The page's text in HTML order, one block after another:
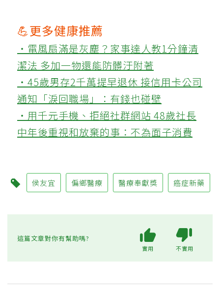
💪更多健康推薦
‧電風扇滿是灰塵？家事達人教1分鐘清
潔法 多加一物還能防髒汙附著
‧45歲男存2千萬提早退休 接信用卡公司
通知「淚回職場」：有錢也碰壁
‧用千元手機、拒絕社群網站 48歲社長
中年後重視和放棄的事：不為面子消費
侯友宜 偏鄉醫療 醫療奉獻獎 癌症新藥
這篇文章對你有幫助嗎?
實用 不實用